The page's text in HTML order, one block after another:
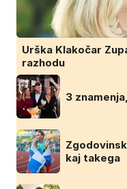
Urška Klakočar
razhodu
3
kaj takega